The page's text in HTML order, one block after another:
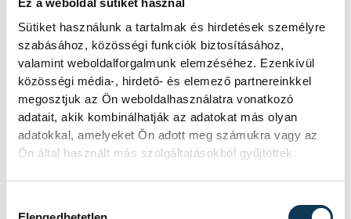
Ez a weboldal sütiket használ
Sütiket használunk a tartalmak és hirdetések személyre
szabásához, közösségi funkciók biztosításához,
valamint weboldalforgalmunk elemzéséhez. Ezenkívül
közösségi média-, hirdető- és elemező partnereinkkel
megosztjuk az Ön weboldalhasználatra vonatkozó
adatait, akik kombinálhatják az adatokat más olyan
adatokkal, amelyeket Ön adott meg számukra vagy az
Ön által használt más szolgáltatásokból gyűjtöttek.
rendelkező gentlemanek segítségével idézi
meg egy letűnt világ lázas, szenvedélyes
éjszakáit. Oberfrank Pál rendező a
szerepeket a teátrum minden műfajban
remeklő, énekelni és táncolni híresen jól
tudó tagjaira bízza a szerepeket.
kiemelt figyelmet fordított gyermekekre